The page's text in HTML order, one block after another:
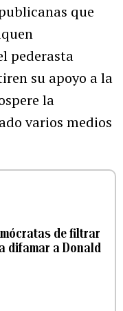
que
pederasta
su apoyo a la
la
varios medios
de filtrar
difamar a Donald